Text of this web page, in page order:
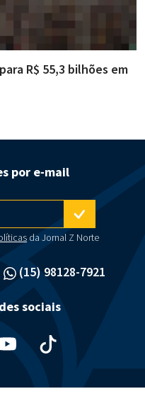
R$ 55,3 bilhões em
(15) 98128-7921
por e-mail
da Jornal Z Norte
sociais